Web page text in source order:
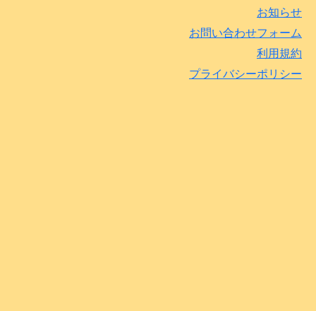
お知らせ
お問い合わせフォーム
利用規約
プライバシーポリシー